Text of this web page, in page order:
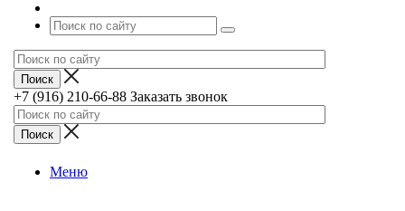
+7 (916) 210-66-88 Заказать звонок
Меню